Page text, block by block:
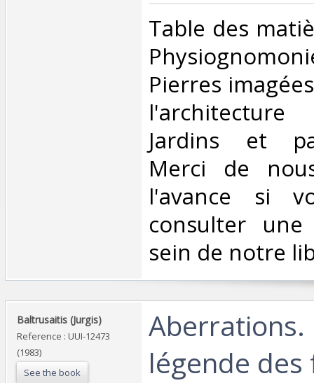
‎Table des
Pierres
Jardins et
Merci de
l'avance si
consulter
sein de notre
‎Baltrusaitis (Jurgis)‎
Reference : UUI-12473
(1983)
See the book
‎Aberrations.
légende